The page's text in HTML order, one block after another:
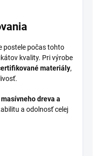
postele počas tohto
kvality. Pri výrobe
materiály,
masívneho dreva a
a odolnosť celej